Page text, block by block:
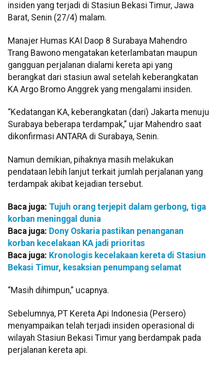
insiden yang terjadi di Stasiun Bekasi Timur, Jawa
Barat, Senin (27/4) malam.
Manajer Humas KAI Daop 8 Surabaya Mahendro
Trang Bawono mengatakan keterlambatan maupun
gangguan perjalanan dialami kereta api yang
berangkat dari stasiun awal setelah keberangkatan
KA Argo Bromo Anggrek yang mengalami insiden.
“Kedatangan KA, keberangkatan (dari) Jakarta menuju
Surabaya beberapa terdampak,” ujar Mahendro saat
dikonfirmasi ANTARA di Surabaya, Senin.
Namun demikian, pihaknya masih melakukan
pendataan lebih lanjut terkait jumlah perjalanan yang
terdampak akibat kejadian tersebut.
Baca juga: Tujuh orang terjepit dalam gerbong, tiga
korban meninggal dunia
Baca juga: Dony Oskaria pastikan penanganan
korban kecelakaan KA jadi prioritas
Baca juga: Kronologis kecelakaan kereta di Stasiun
Bekasi Timur, kesaksian penumpang selamat
“Masih dihimpun,” ucapnya.
Sebelumnya, PT Kereta Api Indonesia (Persero)
menyampaikan telah terjadi insiden operasional di
wilayah Stasiun Bekasi Timur yang berdampak pada
perjalanan kereta api.